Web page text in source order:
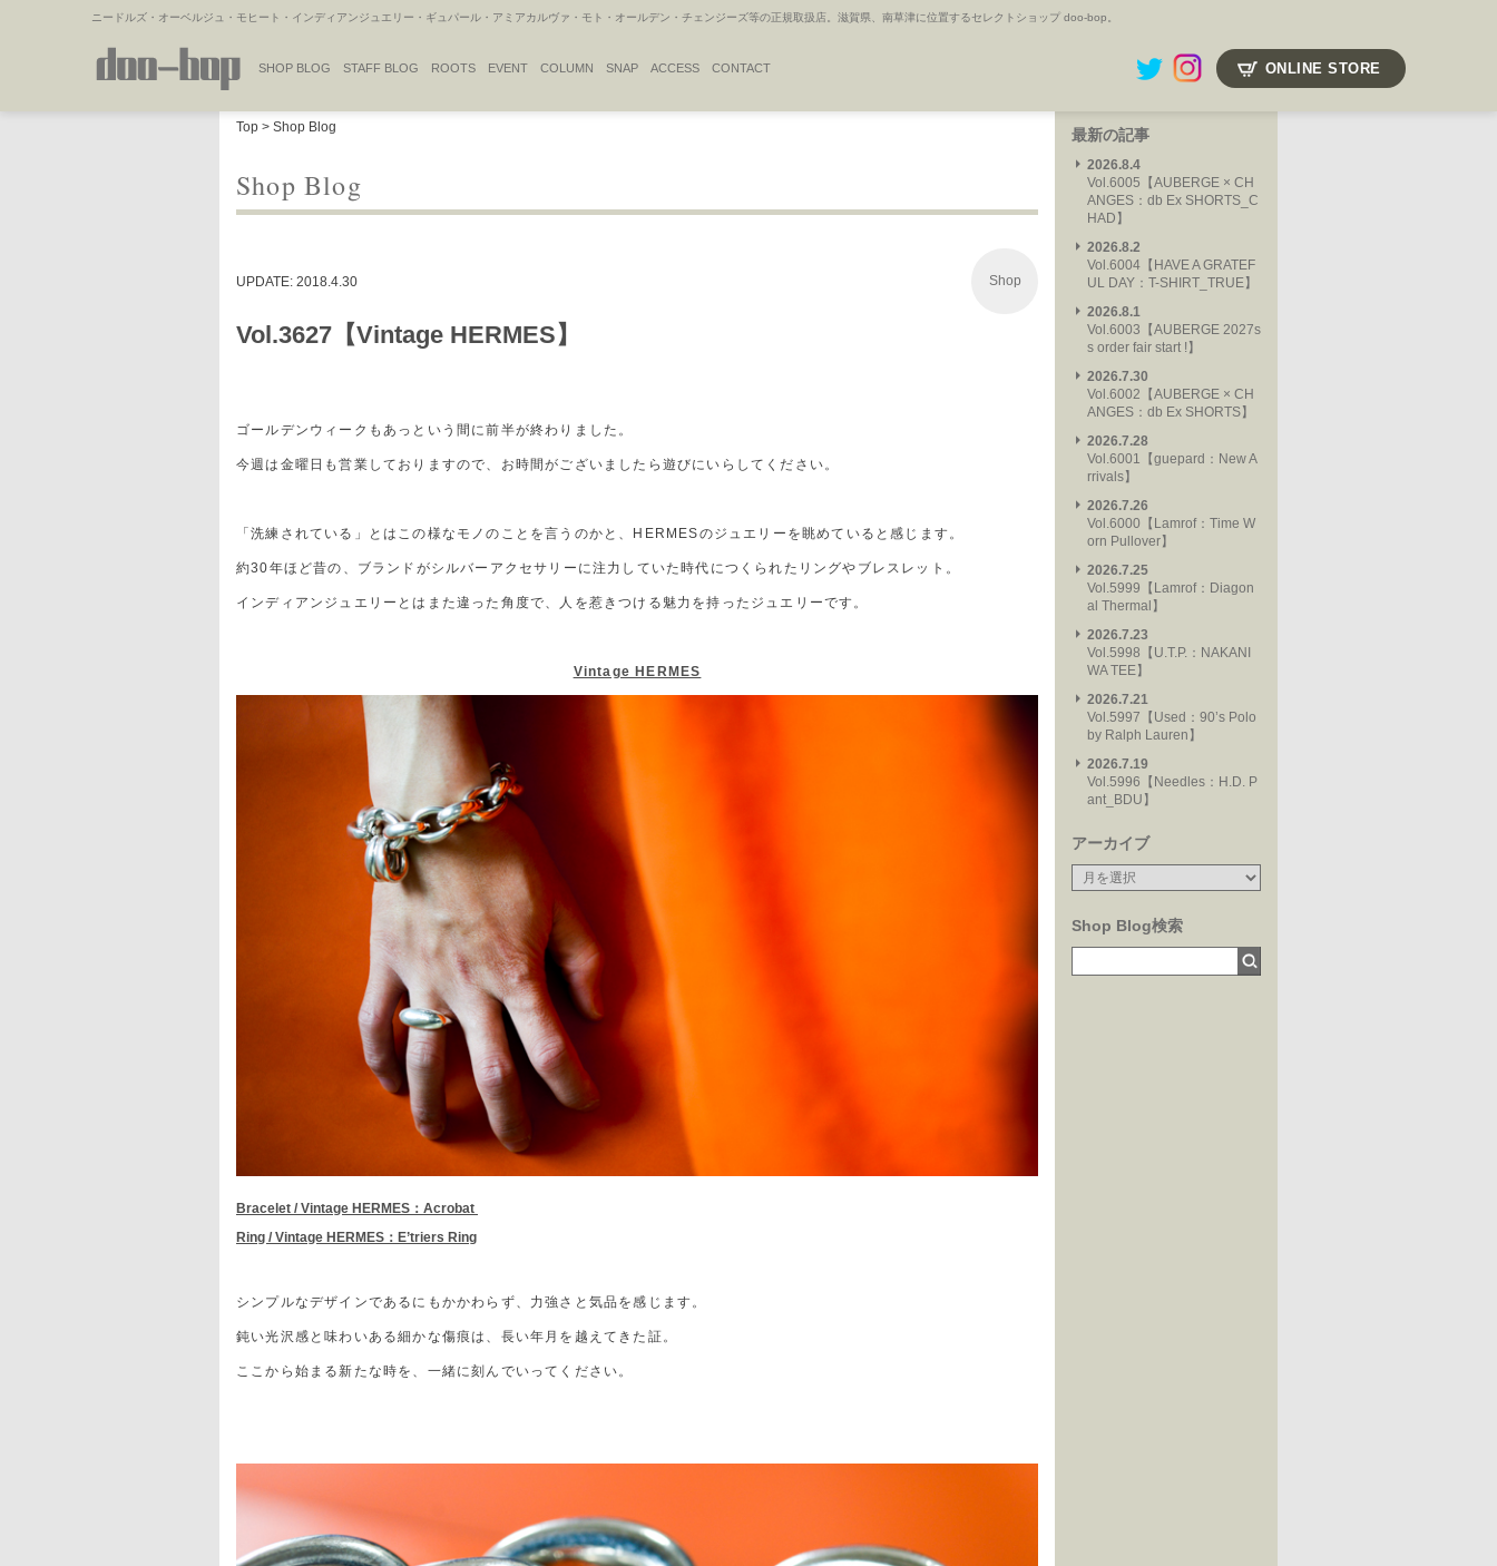
ニードルズ・オーベルジュ・モヒート・インディアンジュエリー・ギュパール・アミアカルヴァ・モト・オールデン・チェンジーズ等の正規取扱店。滋賀県、南草津に位置するセレクトショップ doo-bop。
SHOP BLOG STAFF BLOG ROOTS EVENT COLUMN SNAP ACCESS CONTACT ONLINE STORE
Top > Shop Blog
Shop Blog
UPDATE: 2018.4.30 Shop
Vol.3627【Vintage HERMES】
ゴールデンウィークもあっという間に前半が終わりました。
今週は金曜日も営業しておりますので、お時間がございましたら遊びにいらしてください。
「洗練されている」とはこの様なモノのことを言うのかと、HERMESのジュエリーを眺めていると感じます。
約30年ほど昔の、ブランドがシルバーアクセサリーに注力していた時代につくられたリングやブレスレット。
インディアンジュエリーとはまた違った角度で、人を惹きつける魅力を持ったジュエリーです。
Vintage HERMES
Bracelet / Vintage HERMES：Acrobat
Ring / Vintage HERMES：E’triers Ring
シンプルなデザインであるにもかかわらず、力強さと気品を感じます。
鈍い光沢感と味わいある細かな傷痕は、長い年月を越えてきた証。
ここから始まる新たな時を、一緒に刻んでいってください。
最新の記事
2026.8.4
Vol.6005【AUBERGE × CH
ANGES：db Ex SHORTS_C
HAD】
2026.8.2
Vol.6004【HAVE A GRATEF
UL DAY：T-SHIRT_TRUE】
2026.8.1
Vol.6003【AUBERGE 2027s
s order fair start !】
2026.7.30
Vol.6002【AUBERGE × CH
ANGES：db Ex SHORTS】
2026.7.28
Vol.6001【guepard：New A
rrivals】
2026.7.26
Vol.6000【Lamrof：Time W
orn Pullover】
2026.7.25
Vol.5999【Lamrof：Diagon
al Thermal】
2026.7.23
Vol.5998【U.T.P.：NAKANI
WA TEE】
2026.7.21
Vol.5997【Used：90’s Polo
by Ralph Lauren】
2026.7.19
Vol.5996【Needles：H.D. P
ant_BDU】
アーカイブ
Shop Blog検索